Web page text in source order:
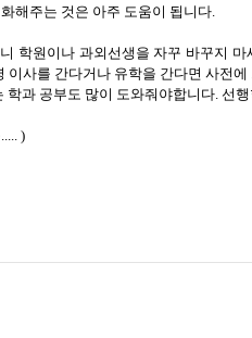
해주는 것은 아주 도움이 됩니다.
학원이나 과외선생을 자꾸 바꾸지
이사를 간다거나 유학을 간다면 사전
학과 공부도 많이 도와줘야합니다. 선
)